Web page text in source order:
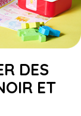
DES
ET